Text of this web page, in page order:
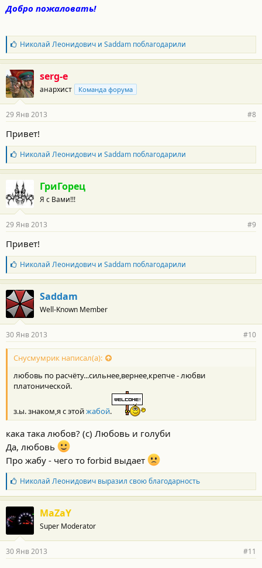
с
:
Добро пожаловать!
Б
л
а
г
о
д
а
н
с
т
и
:
Николай Леонидовичи Saddamпоблагодарили
serg-e
анархист Команда форума
29 Янв 2013 #8
Привет!
Б
л
а
о
д
а
н
с
т
и
:
Николай Леонидовичи Saddamпоблагодарили
ГриГорец
Я с Вами!!!
29 Янв 2013 #9
Привет!
Б
л
а
г
о
д
а
н
о
с
и
:
Николай Леонидовичи Saddamпоблагодарили
Saddam
Well-Known Member
30 Янв 2013 #10
Снусмумрик написал(а):
любовь по расчёту...сильнее,вернее,крепче - любви
платонической.
з.ы. знаком,я с этойжабой.
кака така любов? (с) Любовь и голуби
Да, любовь
Про жабу - чего то forbid выдает
Б
л
а
г
о
д
а
н
Николай Леонидовичвыразил свою благодарность
MaZaY
Super Moderator
30 Янв 2013 #11